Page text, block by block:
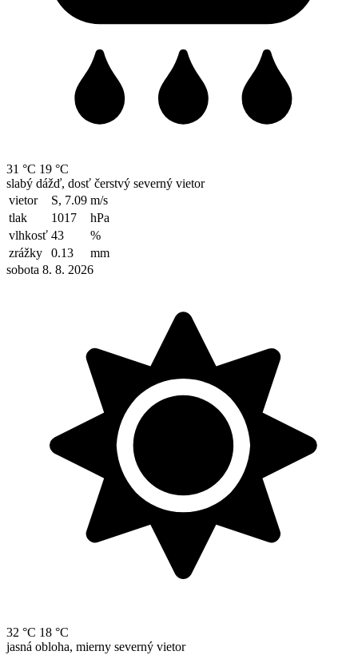
31 °C 19 °C
slabý dážď, dosť čerstvý severný vietor
vietor
S, 7.09 m/s
tlak
1017
hPa
vlhkosť 43
%
zrážky
0.13
mm
sobota 8. 8. 2026
32 °C 18 °C
jasná obloha, mierny severný vietor